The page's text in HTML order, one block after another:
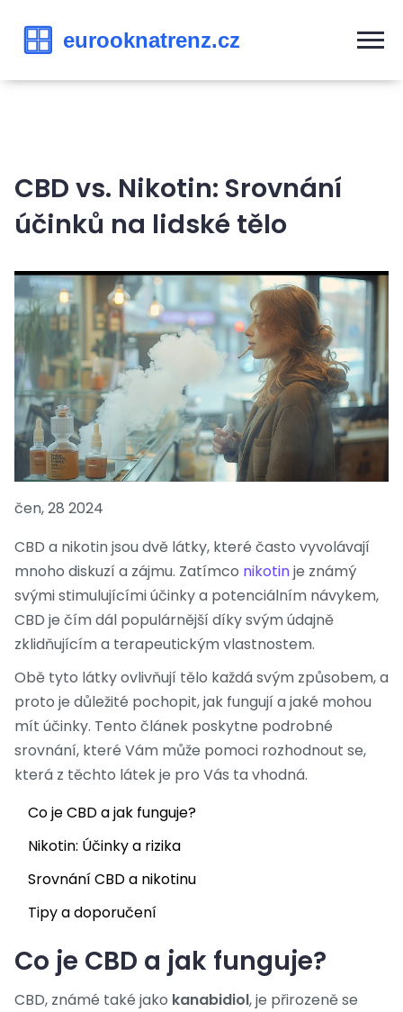
CBD vs. Nikotin: Srovnání
účinků na lidské tělo
čen, 28 2024
CBD a nikotin jsou dvě látky, které často vyvolávají
mnoho diskuzí a zájmu. Zatímco nikotinje známý
svými stimulujícími účinky a potenciálním návykem,
CBD je čím dál populárnější díky svým údajně
zklidňujícím a terapeutickým vlastnostem.
Obě tyto látky ovlivňují tělo každá svým způsobem, a
proto je důležité pochopit, jak fungují a jaké mohou
mít účinky. Tento článek poskytne podrobné
srovnání, které Vám může pomoci rozhodnout se,
která z těchto látek je pro Vás ta vhodná.
Co je CBD a jak funguje?
Nikotin: Účinky a rizika
Srovnání CBD a nikotinu
Tipy a doporučení
Co je CBD a jak funguje?
CBD, známé také jako kanabidiol, je přirozeně se